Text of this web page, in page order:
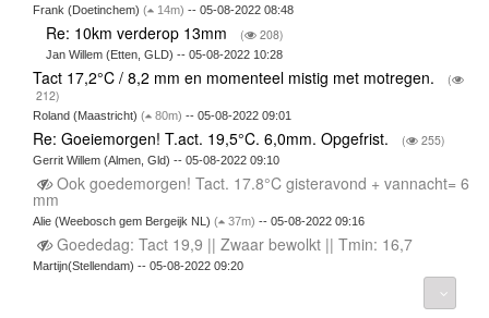
Frank (Doetinchem) ( 14m) -- 05-08-2022 08:48
Re: 10km verderop 13mm ( 208)
Jan Willem (Etten, GLD) -- 05-08-2022 10:28
Tact 17,2°C / 8,2 mm en momenteel mistig met motregen.
(
212)
Roland (Maastricht) ( 80m) -- 05-08-2022 09:01
Re: Goeiemorgen! T.act. 19,5°C. 6,0mm. Opgefrist. ( 255)
Gerrit Willem (Almen, Gld) -- 05-08-2022 09:10
Ook goedemorgen! Tact. 17.8°C gisteravond + vannacht= 6
mm
Alie (Weebosch gem Bergeijk NL) ( 37m) -- 05-08-2022 09:16
Goededag: Tact 19,9 || Zwaar bewolkt || Tmin: 16,7
Martijn(Stellendam) -- 05-08-2022 09:20